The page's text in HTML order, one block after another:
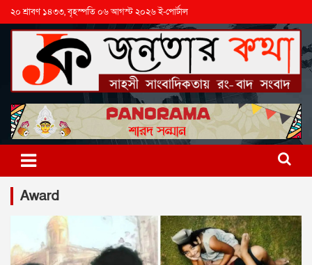
২০ শ্রাবণ ১৪৩৩, বৃহস্পতি ০৬ আগস্ট ২০২৬ ই-পোর্টাল
Award